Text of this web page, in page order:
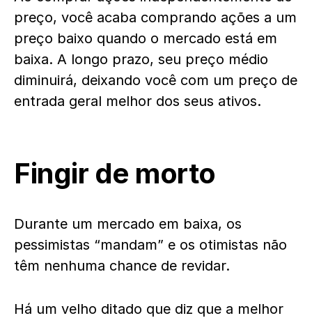
preço, você acaba comprando ações a um
preço baixo quando o mercado está em
baixa. A longo prazo, seu preço médio
diminuirá, deixando você com um preço de
entrada geral melhor dos seus ativos.
Fingir de morto
Durante um mercado em baixa, os
pessimistas “mandam” e os otimistas não
têm nenhuma chance de revidar.
Há um velho ditado que diz que a melhor